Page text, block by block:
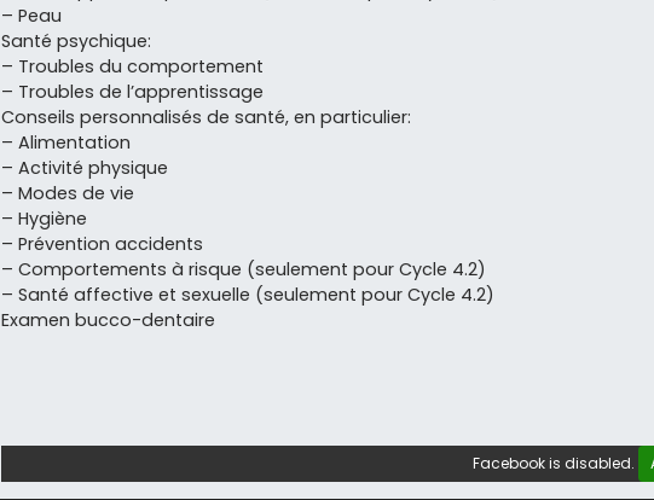
– Peau
Santé psychique:
– Troubles du comportement
– Troubles de l’apprentissage
Conseils personnalisés de santé, en particulier:
– Alimentation
– Activité physique
– Modes de vie
– Hygiène
– Prévention accidents
– Comportements à risque (seulement pour Cycle 4.2)
– Santé affective et sexuelle (seulement pour Cycle 4.2)
Examen bucco-dentaire
Facebook is disabled.